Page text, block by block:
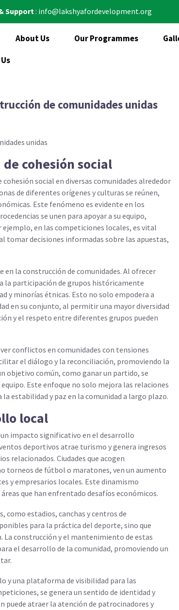
Support: info@lakshyafordevelopment.org
About Us Our Programmes
de comunidades unidas
unidas
cohesión social
social en diversas comunidades alrededor
de diferentes orígenes y culturas se reúnen,
Este fenómeno es evidente en los
se unen para apoyar a su equipo,
en las competiciones locales, es vital
tomar decisiones informadas sobre las apuestas,
la construcción de comunidades. Al ofrecer
la participación de grupos históricamente
y minorías étnicas. Esto no solo empodera a
en su conjunto, al permitir una mayor diversidad
y el respeto entre diferentes grupos pueden
conflictos en comunidades con tensiones
el diálogo y la reconciliación, promoviendo la
objetivo común, como ganar un partido, se
Este enfoque no solo mejora las relaciones
estabilidad y paz en la comunidad a largo plazo.
local
impacto significativo en el desarrollo
deportivos atrae turismo y genera ingresos
relacionados. Ciudades que acogen
torneos de fútbol o maratones, ven un aumento
y empresarios locales. Este dinamismo
que han enfrentado desafíos económicos.
estadios, canchas y centros de
para la práctica del deporte, sino que
construcción y el mantenimiento de estas
el desarrollo de la comunidad, promoviendo un
y una plataforma de visibilidad para las
se genera un sentido de identidad y
puede atraer la atención de patrocinadores y